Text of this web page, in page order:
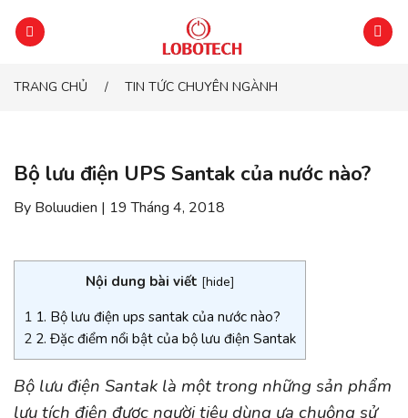
đến
nộiTRANG CHỦ / TIN TỨC CHUYÊN NGÀNH
Bộ lưu điện UPS Santak của nước nào?
By Boluudien | 19 Tháng 4, 2018
Nội dung bài viết [hide]
1 1. Bộ lưu điện ups santak của nước nào?
2 2. Đặc điểm nổi bật của bộ lưu điện Santak
Bộ lưu điện Santak là một trong những sản phẩm
lưu tích điện được người tiêu dùng ưa chuộng sử